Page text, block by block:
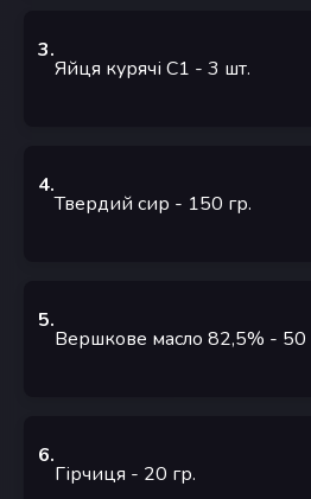
3.
Яйця курячі С1 - 3 шт.
4.
Твердий сир - 150 гр.
5.
Вершкове масло 82,5% - 50
6.
Гірчиця - 20 гр.